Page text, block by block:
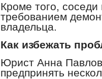
Кроме того, соседи
требованием
владельца.
Как избежать
Юрист Анна
предпринять